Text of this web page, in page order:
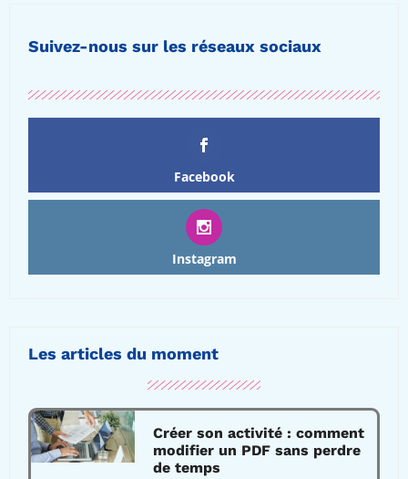
Suivez-nous sur les réseaux sociaux
Facebook
Instagram
Les articles du moment
Créer son activité : comment
modifier un PDF sans perdre
de temps